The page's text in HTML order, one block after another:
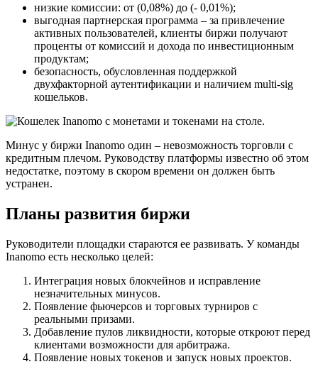
низкие комиссии: от (0,08%) до (- 0,01%);
выгодная партнерская программа – за привлечение
активных пользователей, клиенты биржи получают
проценты от комиссий и дохода по инвестиционным
продуктам;
безопасность, обусловленная поддержкой
двухфакторной аутентификации и наличием multi-sig
кошельков.
Минус у биржи Inanomo один – невозможность торговли с
кредитным плечом. Руководству платформы известно об этом
недостатке, поэтому в скором времени он должен быть
устранен.
Планы развития биржи
Руководители площадки стараются ее развивать. У команды
Inanomo есть несколько целей:
Интеграция новых блокчейнов и исправление
незначительных минусов.
Появление фьючерсов и торговых турниров с
реальными призами.
Добавление пулов ликвидности, которые откроют перед
клиентами возможности для арбитража.
Появление новых токенов и запуск новых проектов.